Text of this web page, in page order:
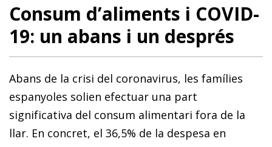
Consum d’aliments i COVID-
19: un abans i un després
Abans de la crisi del coronavirus, les famílies
espanyoles solien efectuar una part
significativa del consum alimentari fora de la
llar. En concret, el 36,5% de la despesa en